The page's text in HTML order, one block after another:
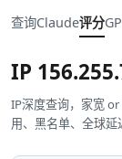
查询Claude评分
IP
IP深度查询，家宽
用、黑名单、全球延